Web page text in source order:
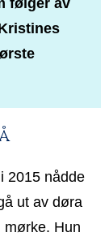
følger av
2015 nådde
ut av døra
mørke. Hun